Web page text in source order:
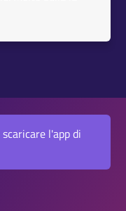
l'app di